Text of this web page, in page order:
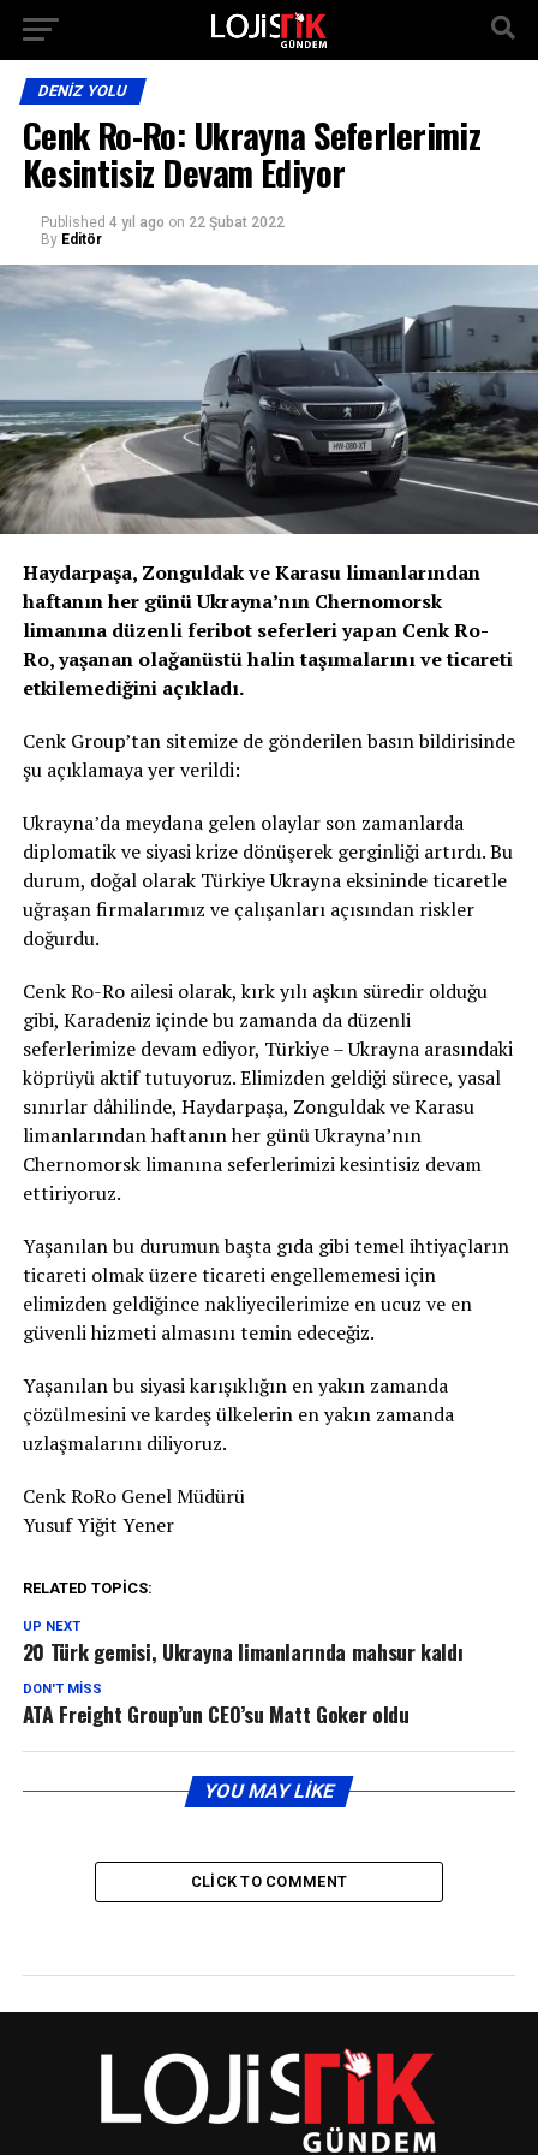
DENIZ YOLU
Cenk Ro-Ro: Ukrayna Seferlerimiz
Kesintisiz Devam Ediyor
Published 4 yıl ago on 22 Şubat 2022
By Editör
Haydarpaşa, Zonguldak ve Karasu limanlarından
haftanın her günü Ukrayna’nın Chernomorsk
limanına düzenli feribot seferleri yapan Cenk Ro-
Ro, yaşanan olağanüstü halin taşımalarını ve ticareti
etkilemediğini açıkladı.
Cenk Group’tan sitemize de gönderilen basın bildirisinde
şu açıklamaya yer verildi:
Ukrayna’da meydana gelen olaylar son zamanlarda
diplomatik ve siyasi krize dönüşerek gerginliği artırdı. Bu
durum, doğal olarak Türkiye Ukrayna eksininde ticaretle
uğraşan firmalarımız ve çalışanları açısından riskler
doğurdu.
Cenk Ro-Ro ailesi olarak, kırk yılı aşkın süredir olduğu
gibi, Karadeniz içinde bu zamanda da düzenli
seferlerimize devam ediyor, Türkiye – Ukrayna arasındaki
köprüyü aktif tutuyoruz. Elimizden geldiği sürece, yasal
sınırlar dâhilinde, Haydarpaşa, Zonguldak ve Karasu
limanlarından haftanın her günü Ukrayna’nın
Chernomorsk limanına seferlerimizi kesintisiz devam
ettiriyoruz.
Yaşanılan bu durumun başta gıda gibi temel ihtiyaçların
ticareti olmak üzere ticareti engellememesi için
elimizden geldiğince nakliyecilerimize en ucuz ve en
güvenli hizmeti almasını temin edeceğiz.
Yaşanılan bu siyasi karışıklığın en yakın zamanda
çözülmesini ve kardeş ülkelerin en yakın zamanda
uzlaşmalarını diliyoruz.
Cenk RoRo Genel Müdürü
Yusuf Yiğit Yener
RELATED TOPICS:
UP NEXT
20 Türk gemisi, Ukrayna limanlarında mahsur kaldı
DON'T MISS
ATA Freight Group’un CEO’su Matt Goker oldu
YOU MAY LIKE
CLICK TO COMMENT